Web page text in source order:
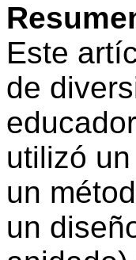
Este
de
utilizó
un
un